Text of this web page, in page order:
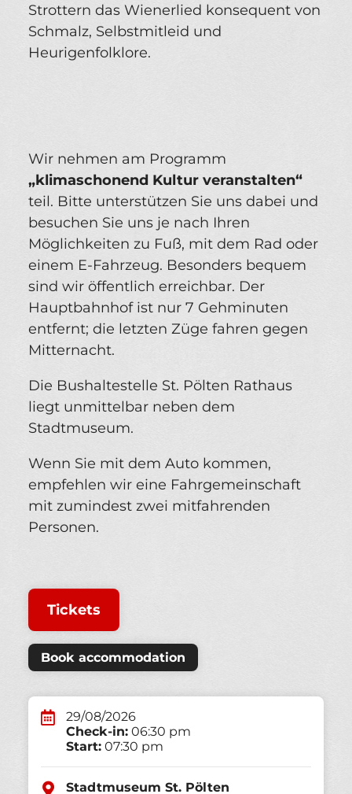
Strottern das Wienerlied konsequent von
Schmalz, Selbstmitleid und
Heurigenfolklore.
Wir nehmen am Programm
„klimaschonend Kultur veranstalten“
teil. Bitte unterstützen Sie uns dabei und
besuchen Sie uns je nach Ihren
Möglichkeiten zu Fuß, mit dem Rad oder
einem E-Fahrzeug. Besonders bequem
sind wir öffentlich erreichbar. Der
Hauptbahnhof ist nur 7 Gehminuten
entfernt; die letzten Züge fahren gegen
Mitternacht.
Die Bushaltestelle St. Pölten Rathaus
liegt unmittelbar neben dem
Stadtmuseum.
Wenn Sie mit dem Auto kommen,
empfehlen wir eine Fahrgemeinschaft
mit zumindest zwei mitfahrenden
Personen.
Tickets
Book accommodation
29/08/2026
Check-in: 06:30 pm
Start: 07:30 pm
Stadtmuseum St. Pölten